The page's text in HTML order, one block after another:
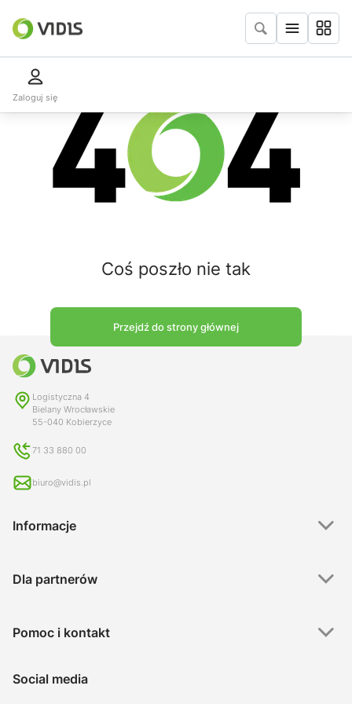
Zaloguj się
Coś poszło nie tak
Przejdź do strony głównej
Logistyczna 4
Bielany Wrocławskie
55-040 Kobierzyce
71 33 880 00
biuro@vidis.pl
Informacje
Dla partnerów
Pomoc i kontakt
Social media